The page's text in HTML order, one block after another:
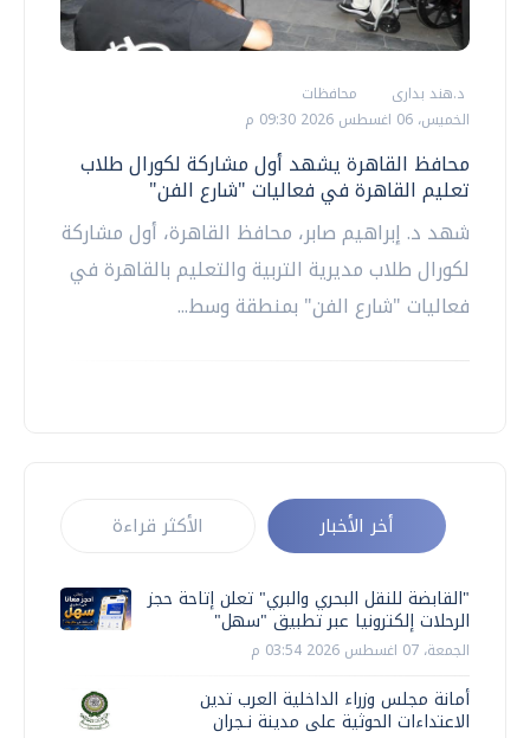
د.هند بدارى
محافظات
الخميس، 06 اغسطس 2026 09:30 م
محافظ القاهرة يشهد أول مشاركة لكورال طلاب
تعليم القاهرة في فعاليات "شارع الفن"
شهد د. إبراهيم صابر، محافظ القاهرة، أول مشاركة
لكورال طلاب مديرية التربية والتعليم بالقاهرة في
فعاليات "شارع الفن" بمنطقة وسط...
أخر الأخبار الأكثر قراءة
"القابضة للنقل البحري والبري" تعلن إتاحة حجز
الرحلات إلكترونيا عبر تطبيق "سهل"
الجمعة، 07 اغسطس 2026 03:54 م
أمانة مجلس وزراء الداخلية العرب تدين
الاعتداءات الحوثية على مدينة نـجران